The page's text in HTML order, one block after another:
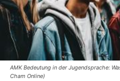
AMK Bedeutung in der Jugendsprache:
Cham Online)